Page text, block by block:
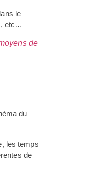
le
etc…
de
du
les temps
de